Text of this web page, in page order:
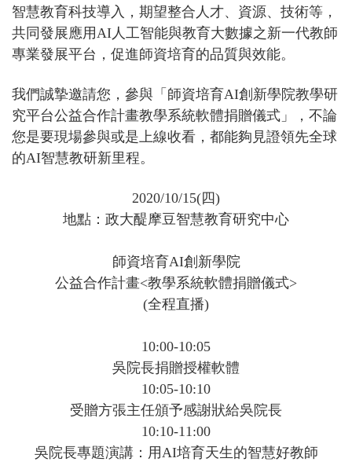
智慧教育科技導入，期望整合人才、資源、技術等，
共同發展應用AI人工智能與教育大數據之新一代教師
專業發展平台，促進師資培育的品質與效能。
我們誠摯邀請您，參與「師資培育AI創新學院教學研
究平台公益合作計畫教學系統軟體捐贈儀式 」，不論
您是要現場參與或是上線收看，都能夠見證領先全球
的AI智慧教研新里程。
2020/10/15(四)
地點：政大醍摩豆智慧教育研究中心
師資培育AI創新學院
公益合作計畫<教學系統軟體捐贈儀式>
(全程直播)
10:00-10:05
吳院長捐贈授權軟體
10:05-10:10
受贈方張主任頒予感謝狀給吳院長
10:10-11:00
吳院長專題演講：用AI培育天生的智慧好教師